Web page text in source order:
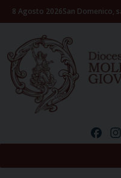
Skip8 Agosto 2026San Domenico,